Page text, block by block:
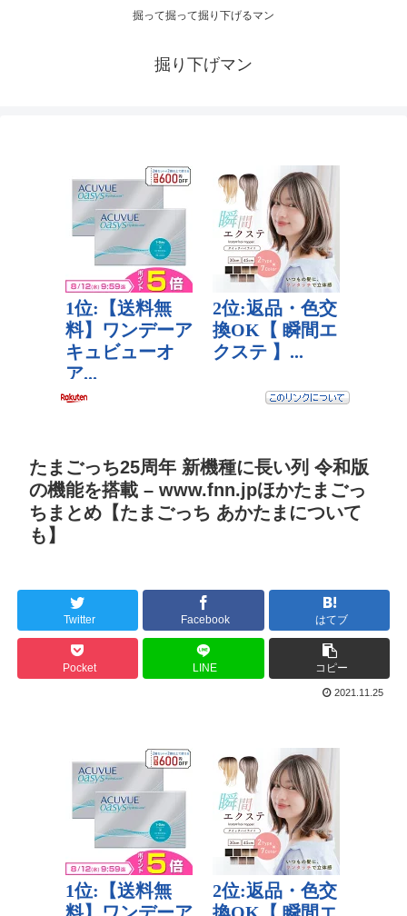
掘って掘って掘り下げるマン
掘り下げマン
たまごっち25周年 新機種に長い列 令和版
の機能を搭載 – www.fnn.jpほかたまごっ
ちまとめ【たまごっち あかたまについて
も】
Twitter Facebook はてブ
Pocket LINE コピー
2021.11.25